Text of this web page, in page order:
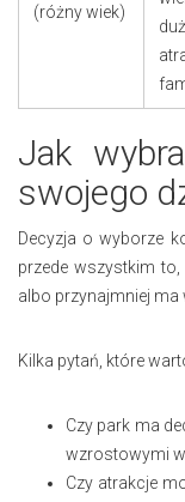
(różny wiek)
Jak
swojego
Decyzja o wyborze
przede wszystkim
albo przynajmniej ma
Kilka pytań, które
Czy park ma
wzrostowymi
Czy atrakcje